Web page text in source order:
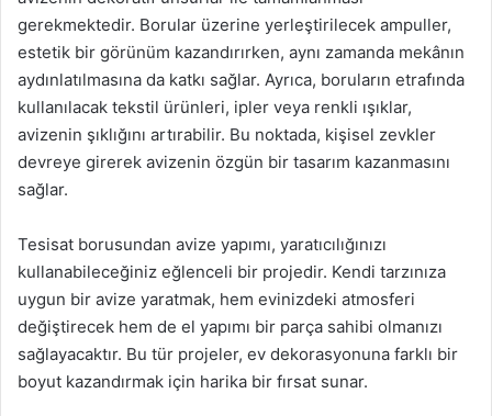
gerekmektedir. Borular üzerine yerleştirilecek ampuller,
estetik bir görünüm kazandırırken, aynı zamanda mekânın
aydınlatılmasına da katkı sağlar. Ayrıca, boruların etrafında
kullanılacak tekstil ürünleri, ipler veya renkli ışıklar,
avizenin şıklığını artırabilir. Bu noktada, kişisel zevkler
devreye girerek avizenin özgün bir tasarım kazanmasını
sağlar.
Tesisat borusundan avize yapımı, yaratıcılığınızı
kullanabileceğiniz eğlenceli bir projedir. Kendi tarzınıza
uygun bir avize yaratmak, hem evinizdeki atmosferi
değiştirecek hem de el yapımı bir parça sahibi olmanızı
sağlayacaktır. Bu tür projeler, ev dekorasyonuna farklı bir
boyut kazandırmak için harika bir fırsat sunar.